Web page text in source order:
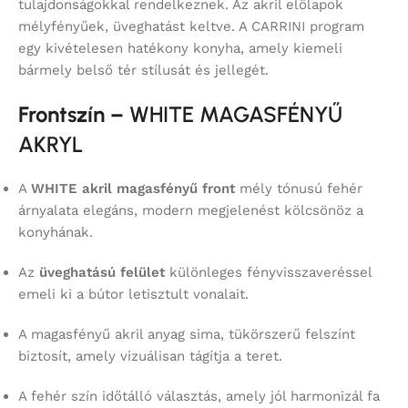
tulajdonságokkal rendelkeznek. Az akril előlapok
mélyfényűek, üveghatást keltve. A CARRINI program
egy kivételesen hatékony konyha, amely kiemeli
bármely belső tér stílusát és jellegét.
Frontszín – WHITE MAGASFÉNYŰ
AKRYL
A WHITE akril magasfényű front mély tónusú fehér
árnyalata elegáns, modern megjelenést kölcsönöz a
konyhának.
Az üveghatású felület különleges fényvisszaveréssel
emeli ki a bútor letisztult vonalait.
A magasfényű akril anyag sima, tükörszerű felszínt
biztosít, amely vizuálisan tágítja a teret.
A fehér szín időtálló választás, amely jól harmonizál fa